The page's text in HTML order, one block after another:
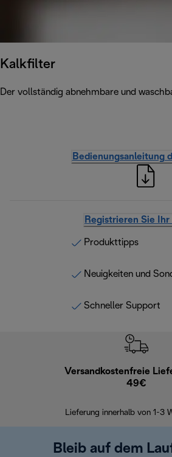
Kalkfilter
Der vollständig abnehmbare und
Bedienungsanleitung
Registrieren Sie
Produkttipps
Neuigkeiten und
Schneller Support
Versandkostenfreie
49€
Lieferung innerhalb von 1-3
Bleib auf dem